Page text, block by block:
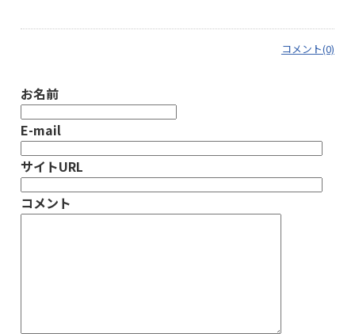
コメント(0)
お名前
E-mail
サイトURL
コメント